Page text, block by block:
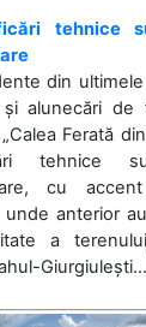
tehnice
din
alunecări de
Ferată
tehnice
cu
anterior
a